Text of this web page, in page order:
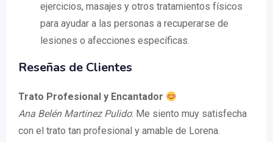
ejercicios, masajes y otros tratamientos físicos
para ayudar a las personas a recuperarse de
lesiones o afecciones específicas.
Reseñas de Clientes
Trato Profesional y Encantador
Ana Belén Martinez Pulido: Me siento muy satisfecha
con el trato tan profesional y amable de Lorena.